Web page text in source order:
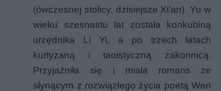
(ówczesnej stolicy, dzisiejsze Xi’an). Yu w
wieku szesnastu lat została konkubiną
urzędnika Li Yi, a po trzech latach
kurtyzaną i taoistyczną zakonnicą.
Przyjaźniła się i miała romans ze
słynącym z rozwiązłego życia poetą Wen